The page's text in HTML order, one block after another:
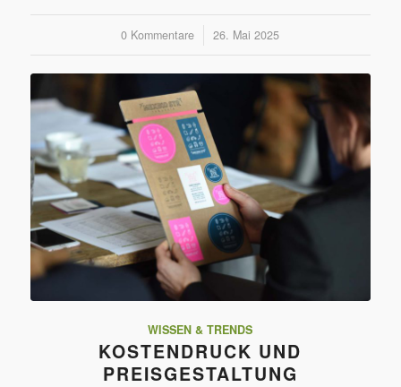
0 Kommentare
/ 26. Mai 2025
WISSEN & TRENDS
KOSTENDRUCK UND
PREISGESTALTUNG